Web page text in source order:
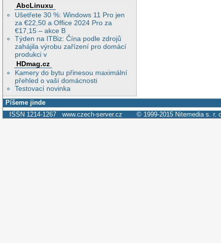
AbcLinuxu
Ušetřete 30 %: Windows 11 Pro jen
za €22,50 a Office 2024 Pro za
€17,15 – akce B
Týden na ITBiz: Čína podle zdrojů
zahájila výrobu zařízení pro domácí
produkci v
HDmag.cz
Kamery do bytu přinesou maximální
přehled o vaší domácnosti
Testovací novinka
Píšeme jinde
ISSN 1214-1267 www.czech-server.cz © 1999-2015 Nitemedia s. r.